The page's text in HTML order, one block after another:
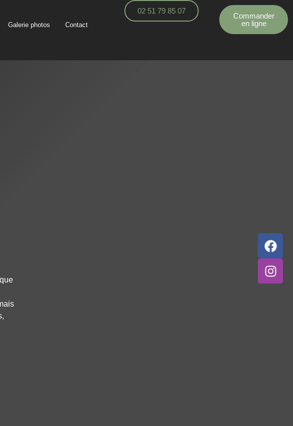
Galerie photos Contact
02 51 79 85 07
Commander
en ligne